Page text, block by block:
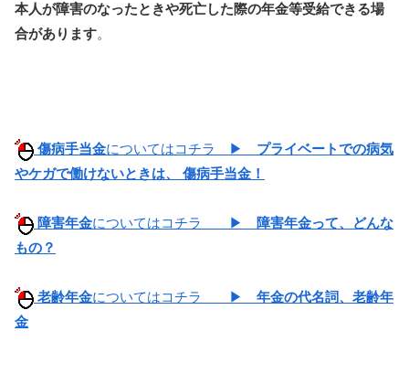
本人が障害のなったときや死亡した際の年金等受給できる場
合があります。
傷病手当金についてはコチラ ▶ プライベートでの病気
やケガで働けないときは、 傷病手当金！​
障害年金についてはコチラ ▶
障害年金って、どんな
もの？
老齢年金についてはコチラ ▶ 年金の代名詞、老齢年
金